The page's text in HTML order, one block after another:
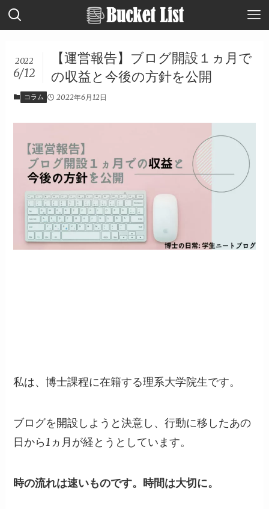
【運営報告】ブログ開設１ヵ月で
の収益と今後の方針を公開
2022
6/12
コラム 2022年6月12日
私は、博士課程に在籍する理系大学院生です。
ブログを開設しようと決意し、行動に移したあの
日から1ヵ月が経とうとしています。
時の流れは速いものです。時間は大切に。